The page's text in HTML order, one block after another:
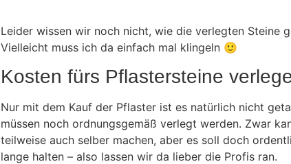
Leider wissen wir noch nicht, wie die verlegten Steine
Vielleicht muss ich da einfach mal klingeln 🙂
Kosten fürs Pflastersteine
Nur mit dem Kauf der Pflaster ist es natürlich nicht
müssen noch ordnungsgemäß verlegt werden. Zwar
teilweise auch selber machen, aber es soll doch
lange halten – also lassen wir da lieber die Profis ran.